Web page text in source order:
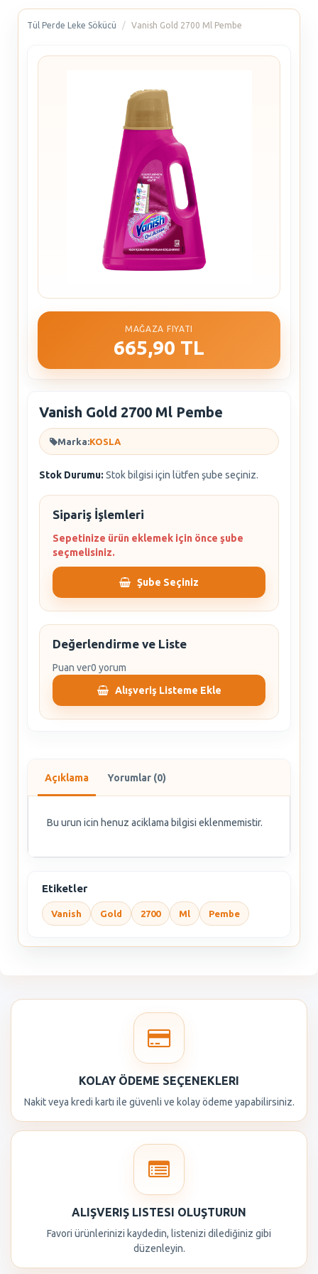
Tül Perde Leke Sökücü Vanish Gold 2700 Ml Pembe
MAĞAZA FIYATI
665,90 TL
Vanish Gold 2700 Ml Pembe
Marka:KOSLA
Stok Durumu: Stok bilgisi için lütfen şube seçiniz.
Sipariş İşlemleri
Sepetinize ürün eklemek için önce şube
seçmelisiniz.
Şube Seçiniz
Değerlendirme ve Liste
Puan ver0 yorum
Alışveriş Listeme Ekle
Açıklama Yorumlar (0)
Bu urun icin henuz aciklama bilgisi eklenmemistir.
Etiketler
Vanish Gold 2700 Ml Pembe
KOLAY ÖDEME SEÇENEKLERI
Nakit veya kredi kartı ile güvenli ve kolay ödeme yapabilirsiniz.
ALIŞVERIŞ LISTESI OLUŞTURUN
Favori ürünlerinizi kaydedin, listenizi dilediğiniz gibi
düzenleyin.